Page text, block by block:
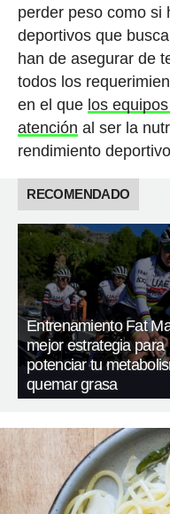
perder peso como si
deportivos que
han de asegurar de
todos los
en el que los
atención al ser la
rendimiento
RECOMENDADO
Entrenamiento Fat
mejor estrategia para
potenciar tu
quemar grasa